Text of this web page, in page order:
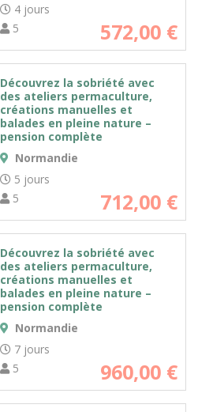
4 jours
5
572,00 €
Découvrez la sobriété avec
des ateliers permaculture,
créations manuelles et
balades en pleine nature –
pension complète
Normandie
5 jours
5
712,00 €
Découvrez la sobriété avec
des ateliers permaculture,
créations manuelles et
balades en pleine nature –
pension complète
Normandie
7 jours
5
960,00 €